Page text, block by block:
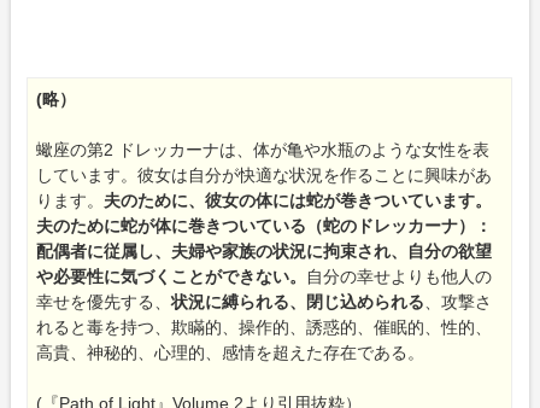
(略）
蠍座の第2 ドレッカーナは、体が亀や水瓶のような女性を表
しています。彼女は自分が快適な状況を作ることに興味があ
ります。 夫のために、彼女の体には蛇が巻きついています。
夫のために蛇が体に巻きついている（蛇のドレッカーナ）：
配偶者に従属し、夫婦や家族の状況に拘束され、自分の欲望
や必要性に気づくことができない。
自分の幸せよりも他人の
幸せを優先する、状況に縛られる、閉じ込められる 、攻撃さ
れると毒を持つ、欺瞞的、操作的、誘惑的、催眠的、性的、
高貴、神秘的、心理的、感情を超えた存在である。
(『Path of Light』Volume 2より引用抜粋）